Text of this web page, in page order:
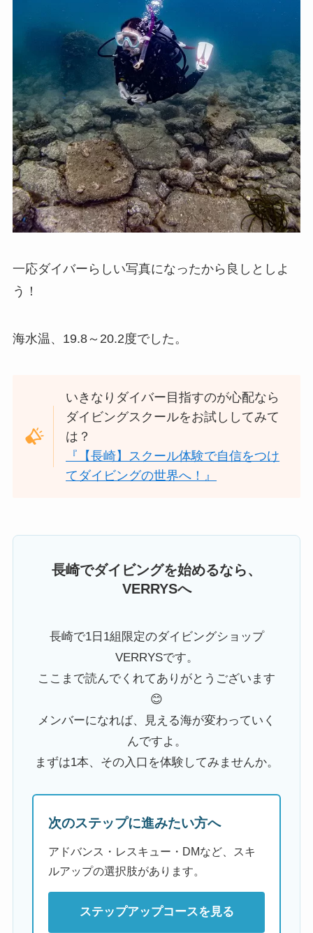
一応ダイバーらしい写真になったから良しとしよ
う！
海水温、19.8～20.2度でした。
いきなりダイバー目指すのが心配なら
ダイビングスクールをお試ししてみて
は？
『【長崎】スクール体験で自信をつけ
てダイビングの世界へ！』
長崎でダイビングを始めるなら、
VERRYSへ
長崎で1日1組限定のダイビングショップ
VERRYSです。
ここまで読んでくれてありがとうございます
😊
メンバーになれば、見える海が変わっていく
んですよ。
まずは1本、その入口を体験してみませんか。
次のステップに進みたい方へ
アドバンス・レスキュー・DMなど、スキ
ルアップの選択肢があります。
ステップアップコースを見る